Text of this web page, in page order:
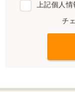
上記個人情
チ